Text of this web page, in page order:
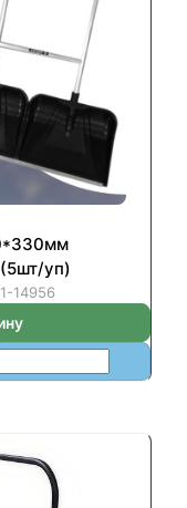
уп)
14956